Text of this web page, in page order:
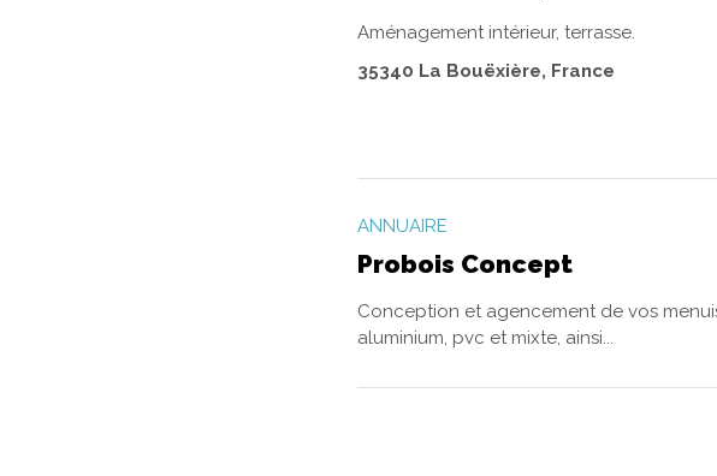
Aménagement intérieur, terrasse.
35340 La Bouëxière, France
ANNUAIRE
Probois Concept
Conception et agencement de vos
aluminium, pvc et mixte, ainsi...